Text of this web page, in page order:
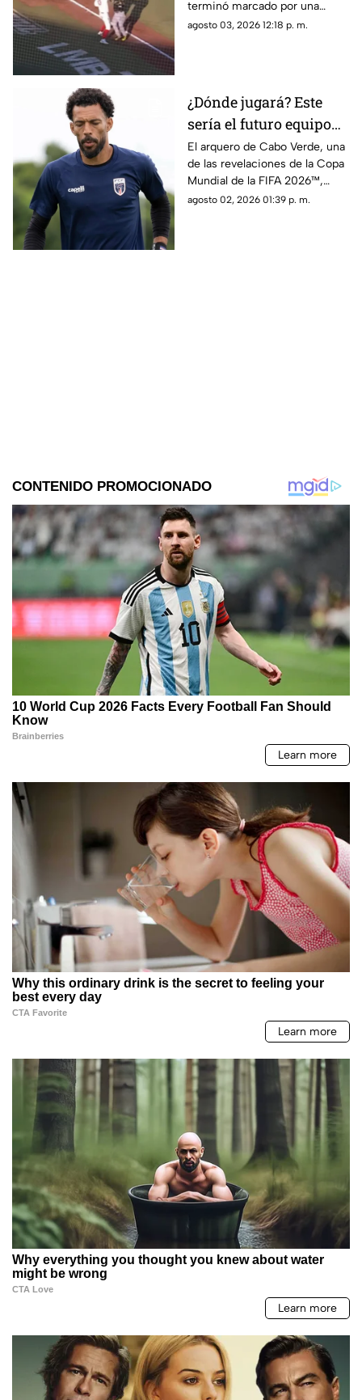
terminó marcado por una
violenta bronca luego de que el
agosto 03, 2026 12:18 p. m.
¿Dónde jugará? Este
sería el futuro equipo
de Vozinha, portero de
Cabo Verde
El arquero de Cabo Verde, una
de las revelaciones de la Copa
Mundial de la FIFA 2026™,
tendría definido su futuro.
agosto 02, 2026 01:39 p. m.